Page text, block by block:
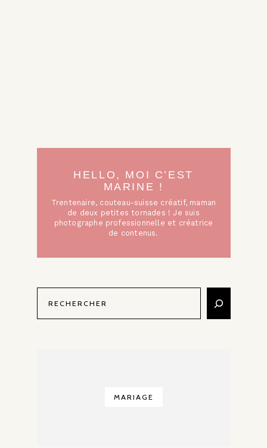
HELLO, MOI C’EST
MARINE !
Trentenaire, couteau-suisse créatif, maman
de deux petites tornades ! Je suis
photographe professionnelle et créatrice
de contenus.
MARIAGE